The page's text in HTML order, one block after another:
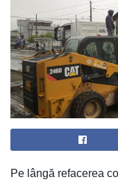
Pe lângă refacerea